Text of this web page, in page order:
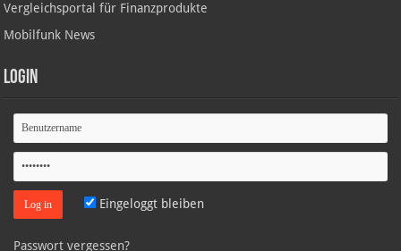
Vergleichsportal für Finanzprodukte
Mobilfunk News
Login
Eingeloggt bleiben
Passwort vergessen?